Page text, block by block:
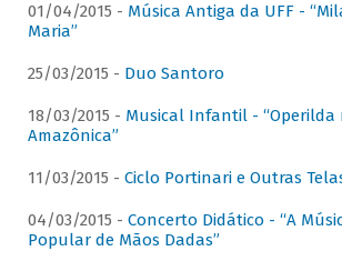
01/04/2015 - Música Antiga da UFF -
Maria”
25/03/2015 - Duo Santoro
18/03/2015 - Musical Infantil - “Operilda
Amazônica”
11/03/2015 - Ciclo Portinari e Outras
04/03/2015 - Concerto Didático - “A
Popular de Mãos Dadas”